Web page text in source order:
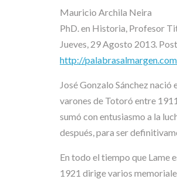
Mauricio Archila Neira
PhD. en Historia, Profesor
Jueves, 29 Agosto 2013.
http://
José Gonzalo Sánchez
varones de Totoró entre
sumó con entusiasmo a la
después, para ser
En todo el tiempo que Lame
1921 dirige varios